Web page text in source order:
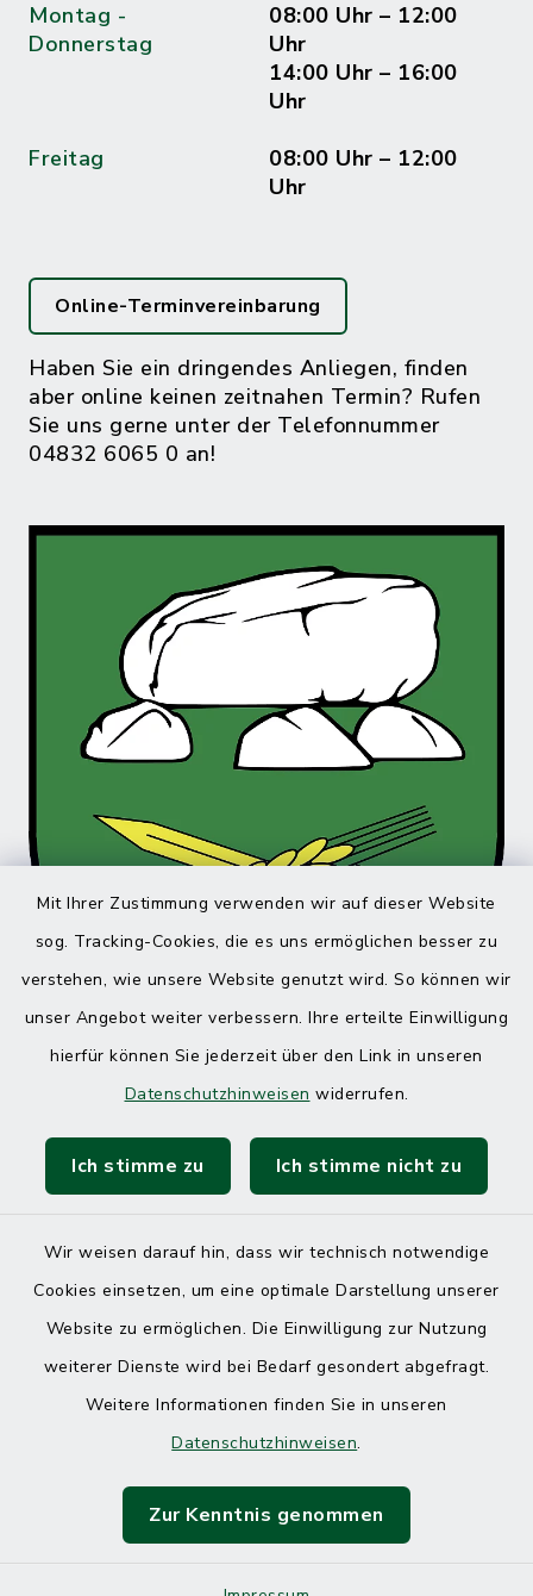
Mit Ihrer Zustimmung verwenden wir auf dieser Website
sog. Tracking-Cookies, die es uns ermöglichen besser zu
verstehen, wie unsere Website genutzt wird. So können wir
unser Angebot weiter verbessern. Ihre erteilte Einwilligung
hierfür können Sie jederzeit über den Link in unseren
Datenschutzhinweisen widerrufen.
Ich stimme zu Ich stimme nicht zu
Wir weisen darauf hin, dass wir technisch notwendige
Cookies einsetzen, um eine optimale Darstellung unserer
Website zu ermöglichen. Die Einwilligung zur Nutzung
weiterer Dienste wird bei Bedarf gesondert abgefragt.
Weitere Informationen finden Sie in unseren
Datenschutzhinweisen.
Zur Kenntnis genommen
Montag -
Donnerstag
08:00 Uhr – 12:00
Uhr
14:00 Uhr – 16:00
Uhr
Freitag
08:00 Uhr – 12:00
Uhr
Online-Terminvereinbarung
Haben Sie ein dringendes Anliegen, finden
aber online keinen zeitnahen Termin? Rufen
Sie uns gerne unter der Telefonnummer
04832 6065 0 an!
Kontakt
Datenschutz
Impressum
Cookie-Einstellungen